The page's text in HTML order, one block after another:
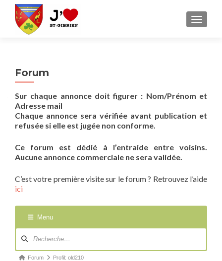
Forum
Sur chaque annonce doit figurer : Nom/Prénom et
Adresse mail
Chaque annonce sera vérifiée avant publication et
refusée si elle est jugée non conforme.
Ce forum est dédié à l’entraide entre voisins.
Aucune annonce commerciale ne sera validée.
C’est votre première visite sur le forum ? Retrouvez l’aide
ici
Menu
forum
Fil Forum Profil: old210